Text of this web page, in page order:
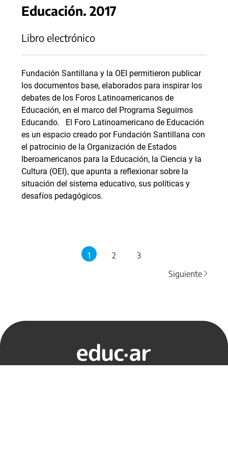
Educación. 2017
Libro electrónico
Fundación Santillana y la OEI permitieron publicar
los documentos base, elaborados para inspirar los
debates de los Foros Latinoamericanos de
Educación, en el marco del Programa Seguimos
Educando. El Foro Latinoamericano de Educación
es un espacio creado por Fundación Santillana con
el patrocinio de la Organización de Estados
Iberoamericanos para la Educación, la Ciencia y la
Cultura (OEI), que apunta a reflexionar sobre la
situación del sistema educativo, sus políticas y
desafíos pedagógicos.
1 2
3
Siguiente